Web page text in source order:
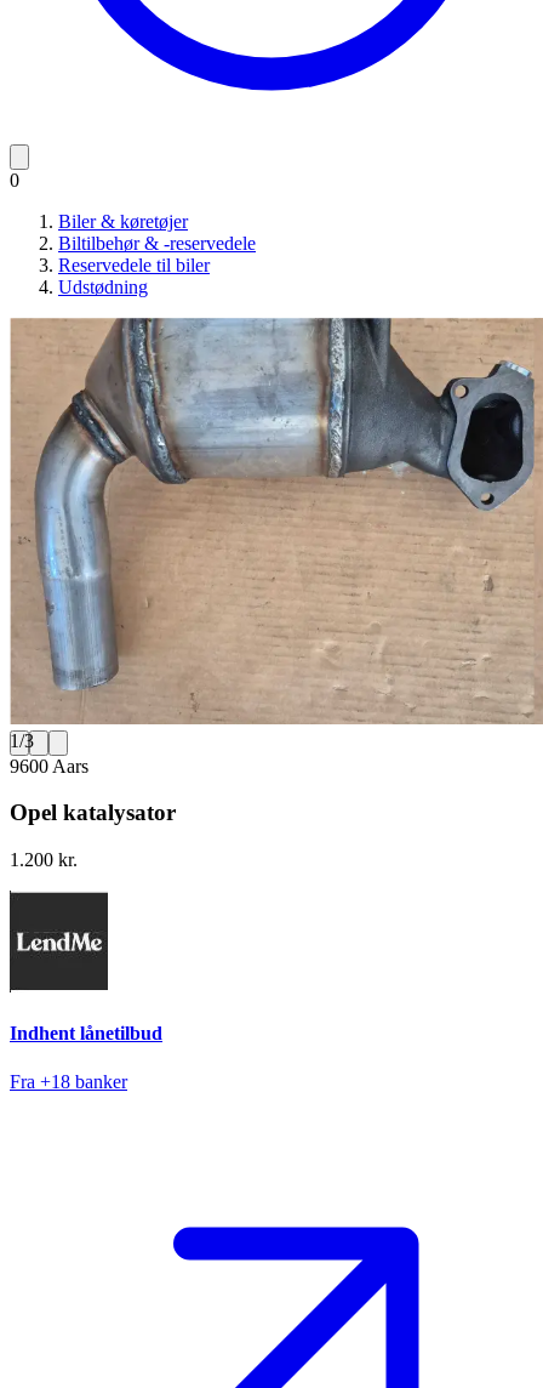
0
Biler & køretøjer
Biltilbehør & -reservedele
Reservedele til biler
Udstødning
1/3
9600 Aars
Opel katalysator
1.200 kr.
Indhent lånetilbud
Fra +18 banker